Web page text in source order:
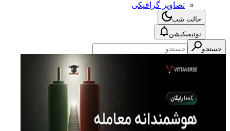
تصاویر گرافیکی
حالت شب
نوتیفیکیشن
جستجو